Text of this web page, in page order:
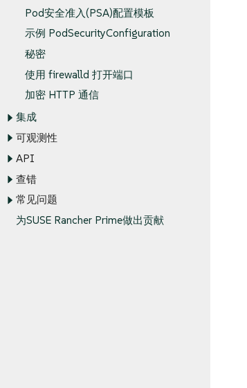
Pod安全准入(PSA)配置模板
示例 PodSecurityConfiguration
秘密
使用 firewalld 打开端口
加密 HTTP 通信
集成
可观测性
API
查错
常见问题
为SUSE Rancher Prime做出贡献